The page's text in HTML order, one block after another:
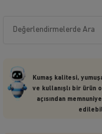
Kumaş kalitesi,
ve kullanışlı bir ürün
açısından